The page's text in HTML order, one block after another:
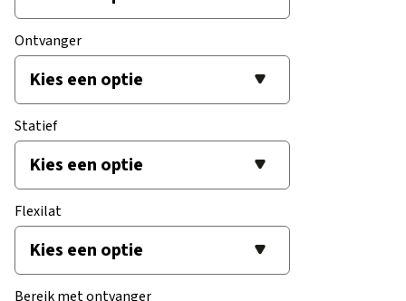
Ontvanger
Statief
Flexilat
Bereik met ontvanger